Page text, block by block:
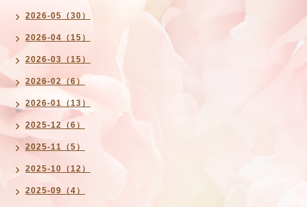
2026-05（30）
2026-04（15）
2026-03（15）
2026-02（6）
2026-01（13）
2025-12（6）
2025-11（5）
2025-10（12）
2025-09（4）